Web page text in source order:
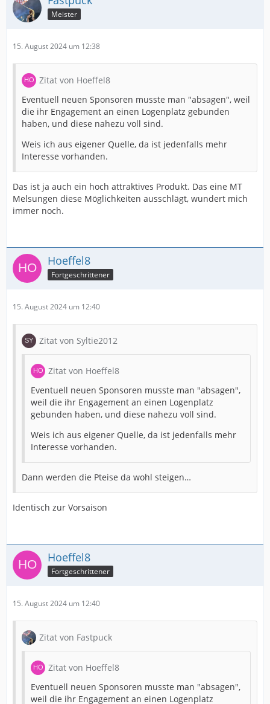
Meister
15. August 2024 um 12:38
Zitat von Hoeffel8
Eventuell neuen Sponsoren musste man "absagen", weil
die ihr Engagement an einen Logenplatz gebunden
haben, und diese nahezu voll sind.
Weis ich aus eigener Quelle, da ist jedenfalls mehr
Interesse vorhanden.
Das ist ja auch ein hoch attraktives Produkt. Das eine MT
Melsungen diese Möglichkeiten ausschlägt, wundert mich
immer noch.
Hoeffel8
Fortgeschrittener
15. August 2024 um 12:40
Zitat von Syltie2012
Zitat von Hoeffel8
Eventuell neuen Sponsoren musste man "absagen",
weil die ihr Engagement an einen Logenplatz
gebunden haben, und diese nahezu voll sind.
Weis ich aus eigener Quelle, da ist jedenfalls mehr
Interesse vorhanden.
Dann werden die Pteise da wohl steigen…
Identisch zur Vorsaison
Hoeffel8
Fortgeschrittener
15. August 2024 um 12:40
Zitat von Fastpuck
Zitat von Hoeffel8
Eventuell neuen Sponsoren musste man "absagen",
weil die ihr Engagement an einen Logenplatz